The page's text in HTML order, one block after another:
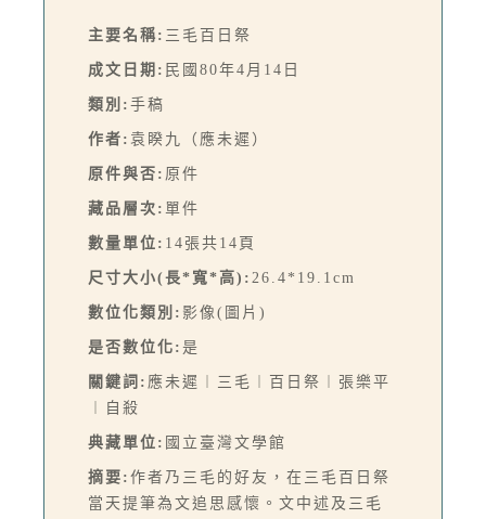
主要名稱: 三毛百日祭
成文日期: 民國80年4月14日
類別: 手稿
作者: 袁睽九（應未遲）
原件與否: 原件
藏品層次: 單件
數量單位: 14張共14頁
尺寸大小(長*寬*高): 26.4*19.1cm
數位化類別: 影像(圖片)
是否數位化: 是
關鍵詞: 應未遲︱三毛︱百日祭︱張樂平
︱自殺
典藏單位: 國立臺灣文學館
摘要: 作者乃三毛的好友，在三毛百日祭
當天提筆為文追思感懷。文中述及三毛